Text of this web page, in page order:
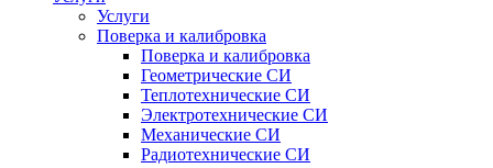
Услуги
Поверка и калибровка
Поверка и калибровка
Геометрические СИ
Теплотехнические СИ
Электротехнические СИ
Механические СИ
Радиотехнические СИ